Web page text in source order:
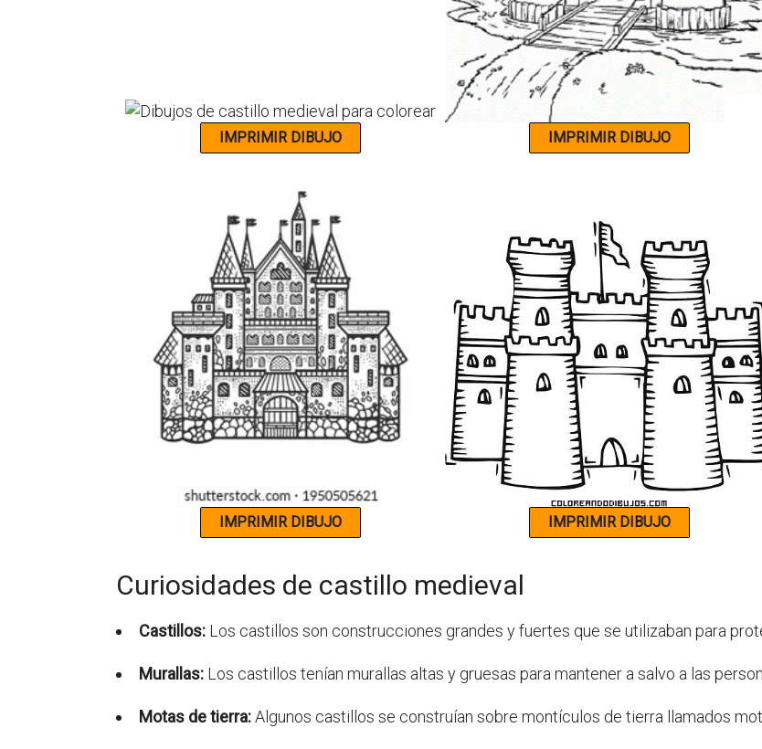
Curiosidades de castillo medieval
Castillos: Los castillos son construcciones grandes y fuertes que se utilizaban para
Murallas: Los castillos tenían murallas altas y gruesas para mantener a salvo a las
Motas de tierra:Algunos castillos se construían sobre montículos de tierra llamados